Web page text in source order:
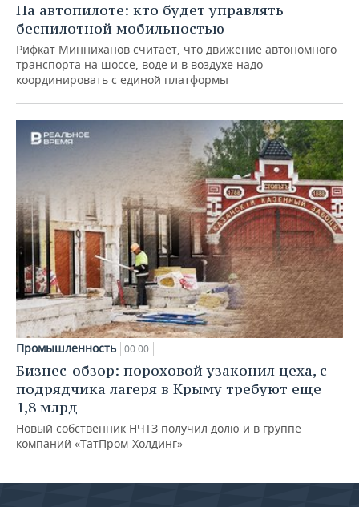
На автопилоте: кто будет управлять
беспилотной мобильностью
Рифкат Минниханов считает, что движение автономного
транспорта на шоссе, воде и в воздухе надо
координировать с единой платформы
Промышленность 00:00
Бизнес-обзор: пороховой узаконил цеха, с
подрядчика лагеря в Крыму требуют еще
1,8 млрд
Новый собственник НЧТЗ получил долю и в группе
компаний «ТатПром-Холдинг»